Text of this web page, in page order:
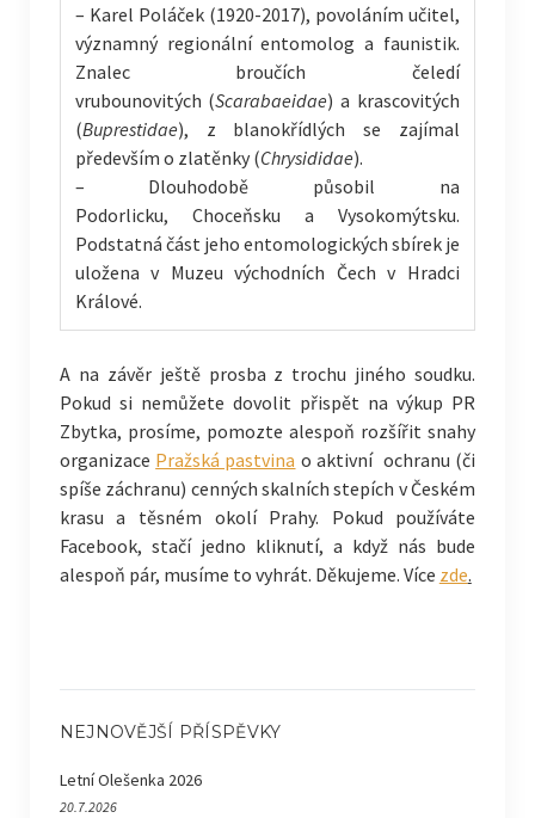
– Karel Poláček (1920-2017), povoláním učitel,
významný regionální entomolog a faunistik.
Znalec broučích čeledí
vrubounovitých (Scarabaeidae) a krascovitých
(Buprestidae), z blanokřídlých se zajímal
především o zlatěnky (Chrysididae).
– Dlouhodobě působil na
Podorlicku, Choceňsku a Vysokomýtsku.
Podstatná část jeho entomologických sbírek je
uložena v Muzeu východních Čech v Hradci
Králové.
A na závěr ještě prosba z trochu jiného soudku.
Pokud si nemůžete dovolit přispět na výkup PR
Zbytka, prosíme, pomozte alespoň rozšířit snahy
organizace Pražská pastvina o aktivní ochranu (či
spíše záchranu) cenných skalních stepích v Českém
krasu a těsném okolí Prahy. Pokud používáte
Facebook, stačí jedno kliknutí, a když nás bude
alespoň pár, musíme to vyhrát. Děkujeme. Více zde.
NEJNOVĚJŠÍ PŘÍSPĚVKY
Letní Olešenka 2026
20.7.2026